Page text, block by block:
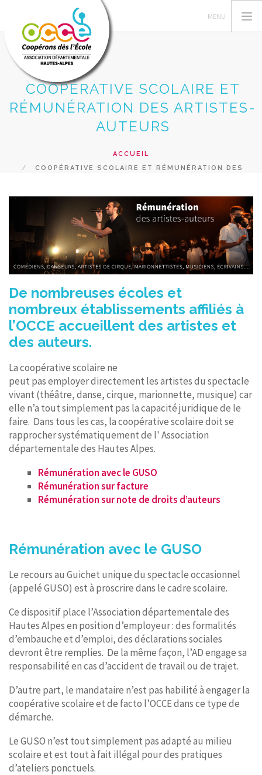
GERER SA COOPERATIVE
PRETS ET SERVICES
RECHERCHER
CONTACT
COOPÉRATIVE SCOLAIRE ET
RÉMUNÉRATION DES ARTISTES-
AUTEURS
ACCUEIL
COOPÉRATIVE SCOLAIRE ET RÉMUNÉRATION DES
De nombreuses écoles et
nombreux établissements affiliés à
l’OCCE accueillent des artistes et
des auteurs.
La coopérative scolaire ne
peut pas employer directement les artistes du spectacle
vivant (théâtre, danse, cirque, marionnette, musique) car
elle n’a tout simplement pas la capacité juridique de le
faire. Dans tous les cas, la coopérative scolaire doit se
rapprocher systématiquement de l' Association
départementale des Hautes Alpes.
Rémunération avec le GUSO
Rémunération sur facture
Rémunération sur note de droits d’auteurs
Rémunération avec le GUSO
Le recours au Guichet unique du spectacle occasionnel
(appelé GUSO) est à proscrire dans le cadre scolaire.
Ce dispositif place l’Association départementale des
Hautes Alpes en position d’employeur : des formalités
d’embauche et d’emploi, des déclarations sociales
devront être remplies. De la même façon, l’AD engage sa
responsabilité en cas d’accident de travail ou de trajet.
D’autre part, le mandataire n’est pas habilité à engager la
coopérative scolaire et de facto l’OCCE dans ce type de
démarche.
Le GUSO n’est tout simplement pas adapté au milieu
scolaire et est tout à fait illégal pour des pratiques
d’ateliers ponctuels.